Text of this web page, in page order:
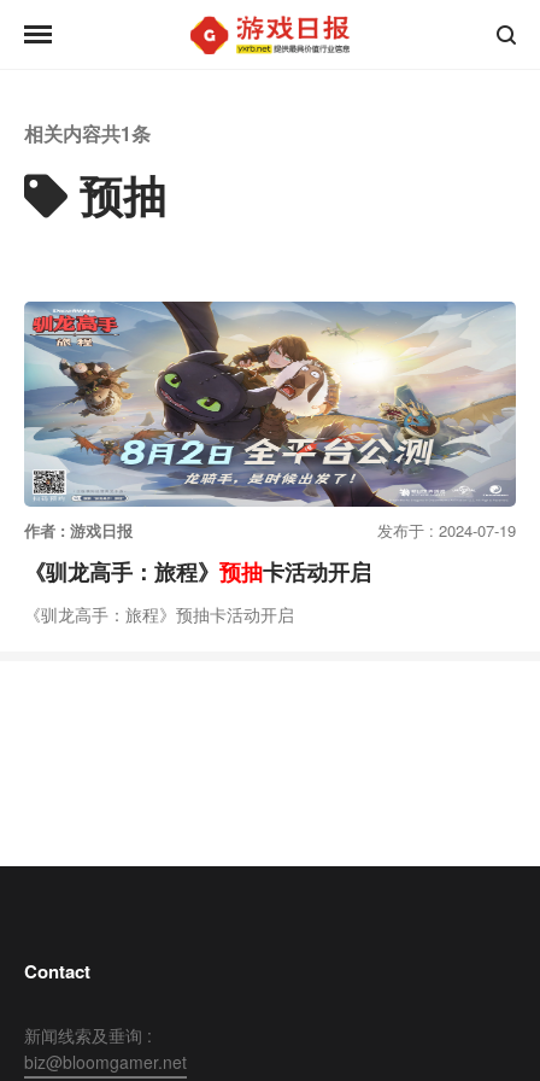
相关内容共1条
预抽
作者 : 游戏日报 发布于 : 2024-07-19
《驯龙高手：旅程》 预抽卡活动开启
《驯龙高手：旅程》预抽卡活动开启
Contact
新闻线索及垂询 :
biz@bloomgamer.net